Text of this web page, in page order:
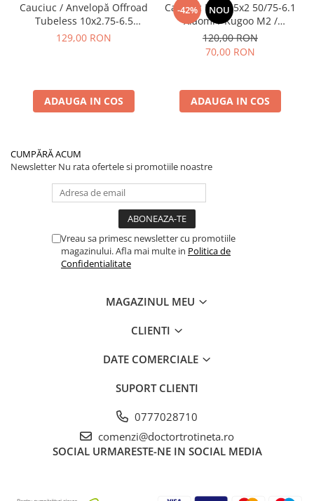
Cauciuc / Anvelopă Offroad
Tubeless 10x2.75-6.5
KuKirin G2/G2 Master 2025
129,00 RON
ADAUGA IN COS
-42% NOU
Cauciuc Plin 8.5x2 50/75-6.1
Xiaomi / Kugoo M2 /
Ducati/Evergreen/Motus/
120,00 RON
70,00 RON
ADAUGA IN COS
CUMPĂRĂ ACUM
Newsletter Nu rata ofertele si promotiile noastre
Vreau sa primesc newsletter cu promotiile
magazinului. Afla mai multe in Politica de
Confidentialitate
MAGAZINUL MEU
CLIENTI
DATE COMERCIALE
SUPORT CLIENTI
0777028710
comenzi@doctortrotineta.ro
SOCIAL URMARESTE-NE IN SOCIAL MEDIA